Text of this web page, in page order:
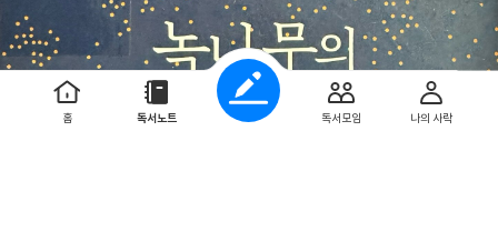
홈 독서노트 독서모임 나의 사락